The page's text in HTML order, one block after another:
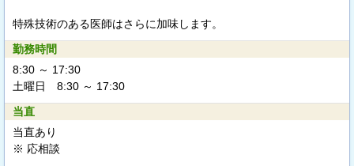
特殊技術のある医師はさらに加味します。
勤務時間
8:30 ～ 17:30
土曜日 8:30 ～ 17:30
当直
当直あり
※ 応相談